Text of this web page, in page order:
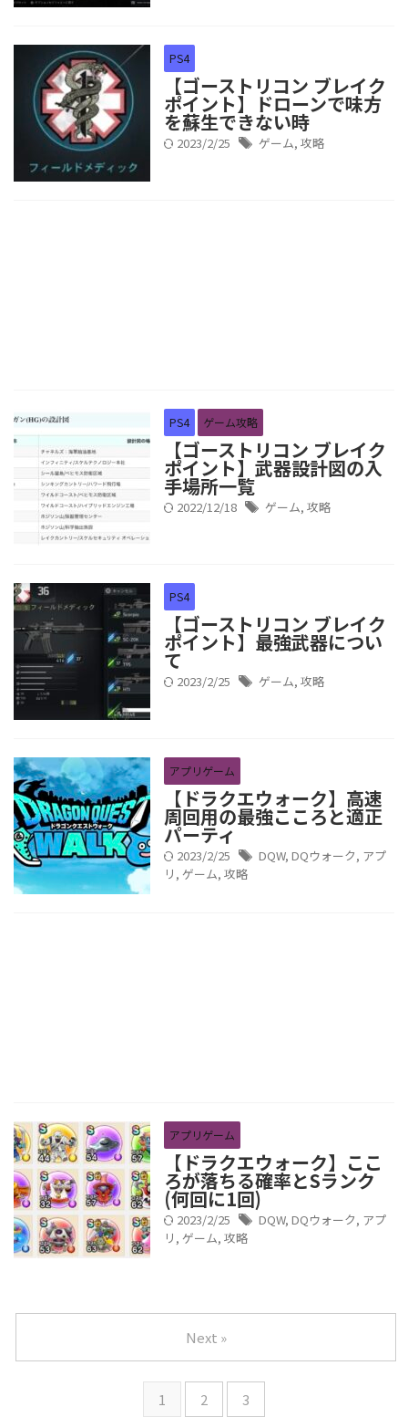
PS4
【ゴーストリコン ブレイク
ポイント】ドローンで味方
を蘇生できない時
2023/2/25 ゲーム, 攻略
PS4 ゲーム攻略
【ゴーストリコン ブレイク
ポイント】武器設計図の入
手場所一覧
2022/12/18 ゲーム, 攻略
PS4
【ゴーストリコン ブレイク
ポイント】最強武器につい
て
2023/2/25 ゲーム, 攻略
アプリゲーム
【ドラクエウォーク】高速
周回用の最強こころと適正
パーティ
2023/2/25 DQW, DQウォーク, アプ
リ , ゲーム, 攻略
アプリゲーム
【ドラクエウォーク】ここ
ろが落ちる確率とSランク
(何回に1回)
2023/2/25 DQW, DQウォーク, アプ
リ , ゲーム, 攻略
1 2 3
Next »